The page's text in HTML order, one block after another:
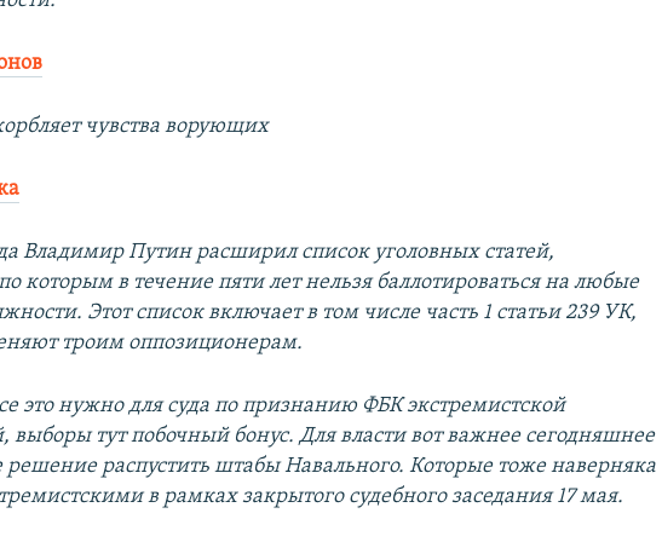
чувства ворующих
Владимир Путин расширил список уголовных статей,
которым в течение пяти лет нельзя баллотироваться на любые
Этот список включает в том числе часть 1 статьи 239 УК,
троим оппозиционерам.
это нужно для суда по признанию ФБК экстремистской
выборы тут побочный бонус. Для власти вот важнее сегодняшнее
распустить штабы Навального. Которые тоже наверняка
в рамках закрытого судебного заседания 17 мая.